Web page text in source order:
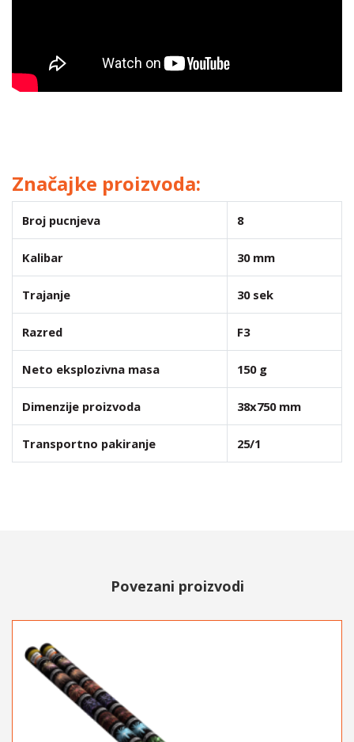
Značajke proizvoda:
Broj pucnjeva 8
Kalibar 30 mm
Trajanje 30 sek
Razred F3
Neto eksplozivna masa 150 g
Dimenzije proizvoda 38x750 mm
Transportno pakiranje 25/1
Povezani proizvodi